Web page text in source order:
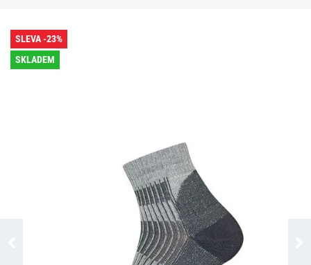
SLEVA -23%
SKLADEM